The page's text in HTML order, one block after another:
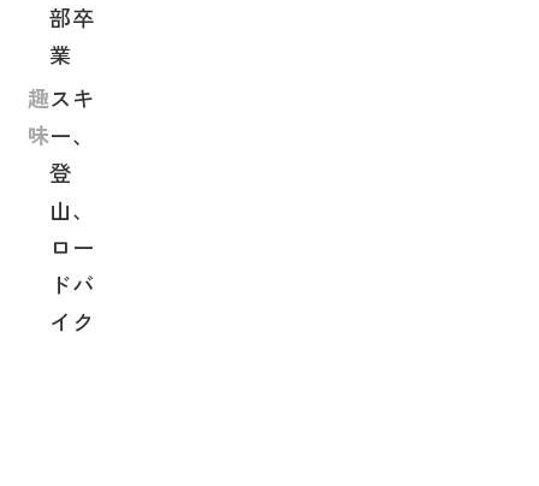
部卒
業
趣
味
スキ
ー、
登
山、
ロー
ドバ
イク